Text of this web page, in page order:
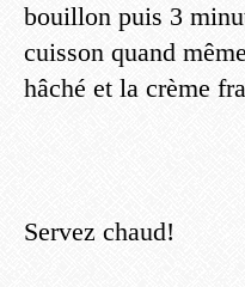
bouillon puis 3
cuisson quand
hâché et la crème
Servez chaud!